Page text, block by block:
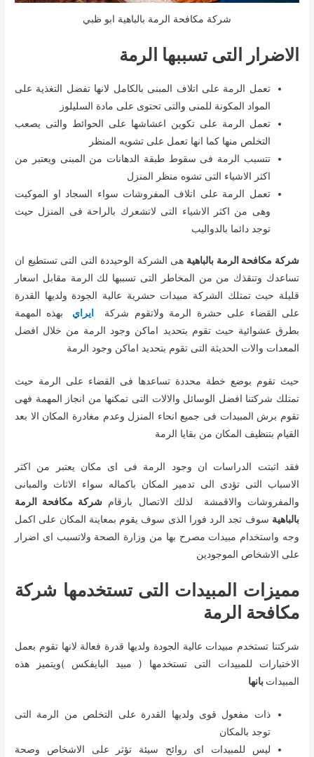
شركة مكافحة الرمة بالباهية ابو ظبي
الاضرار التى تسببها الرمة
تعمل الرمة على اتلاف المبنى بالكامل لانها تفضل التغذية على
المواد المكونة للمنى والتى تحتوى على مادة السليلوز
تعمل الرمة على تكوين اعشاشها على الحوائط والتى يصعب
التخلص منها كما انها تعمل على تشويه المنظر
تتسبب الرمة فى سقوط طبقة الدهانات من المبنى ويعتبر من
اكثر الاشياء التى تشوه منظر المنزل
تعمل الرمة على اتلاف المفروشات سواء السجاد او الموكيت
وهى من اكثر الاشياء التى لاتشعرك بالراحة فى المنزل حيث
توجد دائما بالدواليب
شركة مكافحة الرمة بالباهية هى الشركة الوحيددة التى التى تستطيع ان
تساعدك وتنقذك من من المخاطر التى تسببها لك الرمة مقابل اسعار
قليلة حيث تمتلك الشركة مبيدات حشرية عالية الجودة ولديها القدرة
على القضاء على حشرة الرمة ولاتقوم شركة
ايراي
بهذه المهمة
بطرق عشوائية حيث تقوم بتحديد اماكن وجود الرمة من خلال افضل
المعدات والات الحديثة التى تقوم بتحديد اماكن وجود الرمة
حيث تقوم بوضع خطة محددة تساعدها فى القضاء على الرمة حيث
تمتلك شركتنا افضل الوسائل والالات التى تمكنها من انجاز المهمة فهى
تقوم برش المبيدات فى جميع انحاء المنزل وعدم مغادرة المكان الا بعد
القيام بتنظيف المكان من بقايا الرمة
فقد اثبتت الدراسات ان وجود الرمة فى اى مكان يعتبر من اكثر
الاسباب التى تؤدى الى تدمير المكان باكماله سواء الاثاث والمبانى
والمفروشات والاقمشة لذلك الاتصال بارقام شركة مكافحة الرمة
بالباهية سوف تجد الرد فورا الذى سوف يقوم بمعاينة المكان على اكمل
وجه واستخدام مبيدات مصرح بها من وزارة الصحة ولاتسبب اى اضرار
على الاشخاص الموجودين
مميزات المبيدات التى تستخدمها شركة
مكافحة الرمة
شركتنا تستخدم مبيدات عالية الجودة ولديها قدرة فعالة لانها تقوم بعمل
الاختبارات للمبيدات التى تستخدمها ( مبيد البايفكس )ويتميز هذه
المبيدات بانها
ذات مفعول قوى ولديها القدرة على التخلص من الرمة التى
توجد بالمكان
ليس للمبيدات اى روائح سيئة تؤثر على الاشخاص وصحة